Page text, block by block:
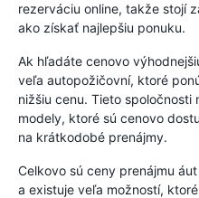
rezerváciu online, takže stojí
ako získať najlepšiu ponuku.
Ak hľadáte cenovo
veľa autopožičovní, ktoré
nižšiu cenu. Tieto spoločnosti
modely, ktoré sú cenovo
na krátkodobé prenájmy.
Celkovo sú ceny prenájmu
a existuje veľa možností,